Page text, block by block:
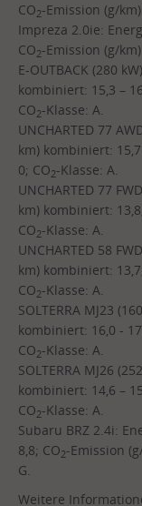
CO2-Emission (g/
Impreza 2.0ie:
CO2-Emission (g/
E-OUTBACK (280
kombiniert: 15,3 –
CO2-Klasse: A.
UNCHARTED 77
km) kombiniert: 15,7
0; CO2-Klasse: A.
UNCHARTED 77
km) kombiniert:
CO2-Klasse: A.
UNCHARTED 58
km) kombiniert:
CO2-Klasse: A.
SOLTERRA MJ23
kombiniert: 16,0 -
CO2-Klasse: A.
SOLTERRA MJ26
kombiniert: 14,6 –
CO2-Klasse: A.
Subaru BRZ 2.4i:
8,8; CO2-Emission
G.
Weitere